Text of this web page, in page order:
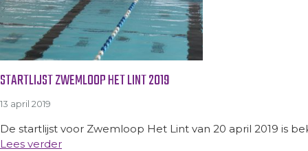
STARTLIJST ZWEMLOOP HET LINT 2019
13 april 2019
De startlijst voor Zwemloop Het Lint van 20 april 2019 is
Lees verder